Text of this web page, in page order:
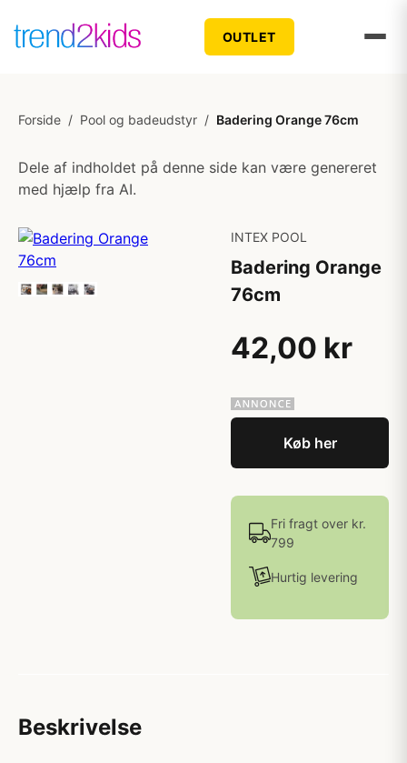
OUTLET
Forside / Pool og badeudstyr / Badering Orange 76cm
Dele af indholdet på denne side kan være genereret
med hjælp fra AI.
INTEX POOL
Badering Orange
76cm
42,00 kr
Køb her
Fri fragt over kr.
799
Hurtig levering
Beskrivelse